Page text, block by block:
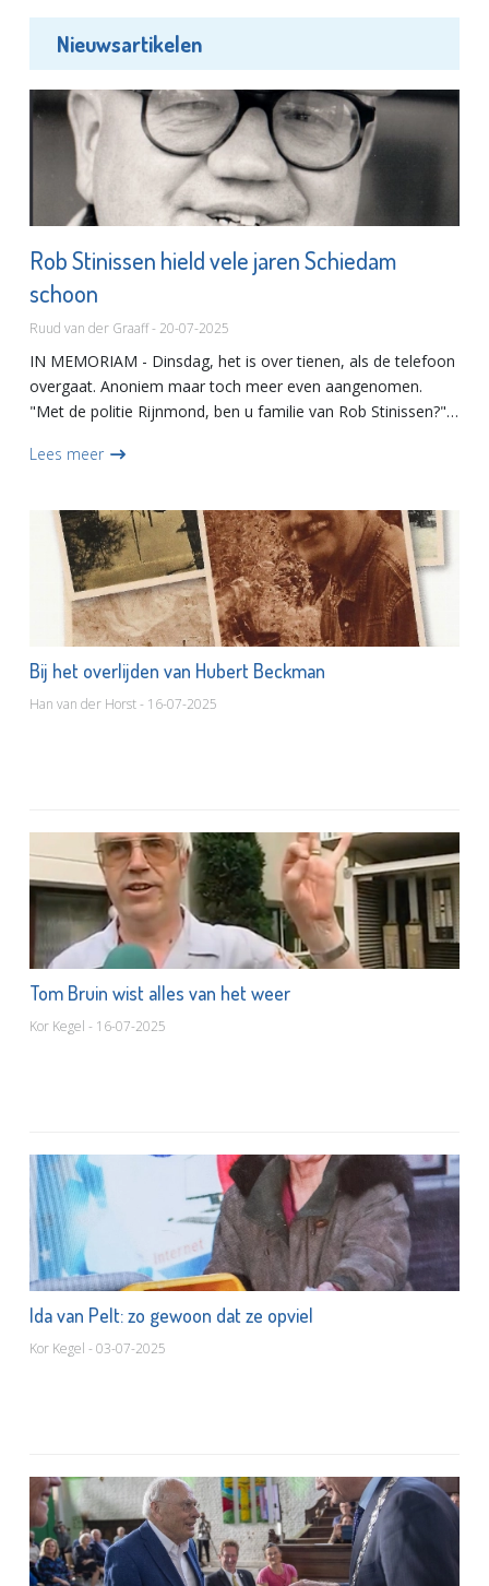
Nieuwsartikelen
Rob Stinissen hield vele jaren Schiedam
schoon
Ruud van der Graaff - 20-07-2025
IN MEMORIAM - Dinsdag, het is over tienen, als de telefoon
overgaat. Anoniem maar toch meer even aangenomen.
"Met de politie Rijnmond, ben u familie van Rob Stinissen?"
Lees meer
Bij het overlijden van Hubert Beckman
Han van der Horst - 16-07-2025
Tom Bruin wist alles van het weer
Kor Kegel - 16-07-2025
Ida van Pelt: zo gewoon dat ze opviel
Kor Kegel - 03-07-2025